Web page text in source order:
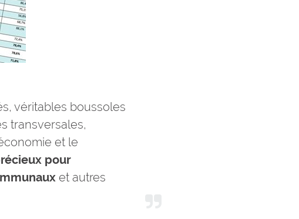
véritables boussoles
transversales,
et le
pour
et autres